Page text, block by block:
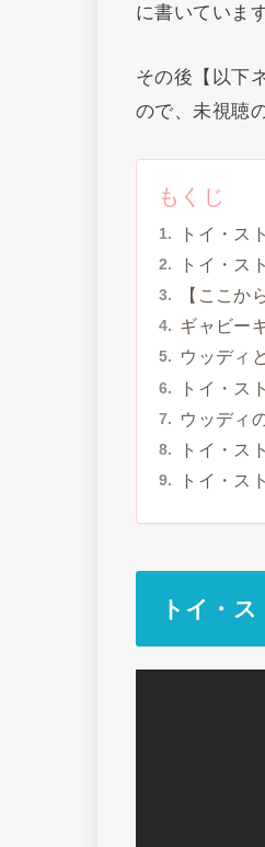
に書いています
その後【以下
ので、未視聴
もくじ
トイ・ス
トイ・ス
【ここか
ギャビー
ウッディ
トイ・ス
ウッディ
トイ・ス
トイ・ス
トイ・